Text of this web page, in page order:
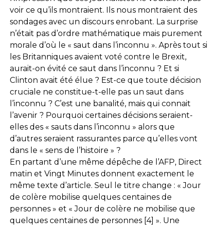
voir ce qu’ils montraient. Ils nous montraient des
sondages avec un discours enrobant. La surprise
n’était pas d’ordre mathématique mais purement
morale d’où le « saut dans l’inconnu ». Après tout si
les Britanniques avaient voté contre le Brexit,
aurait-on évité ce saut dans l’inconnu ? Et si
Clinton avait été élue ? Est-ce que toute décision
cruciale ne constitue-t-elle pas un saut dans
l’inconnu ? C’est une banalité, mais qui connait
l’avenir ? Pourquoi certaines décisions seraient-
elles des « sauts dans l’inconnu » alors que
d’autres seraient rassurantes parce qu’elles vont
dans le « sens de l’histoire » ?
En partant d’une même dépêche de l’AFP, Direct
matin et Vingt Minutes donnent exactement le
même texte d’article. Seul le titre change : « Jour
de colère mobilise quelques centaines de
personnes » et « Jour de colère ne mobilise que
quelques centaines de personnes [4] ». Une